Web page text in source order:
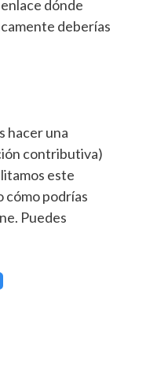
dónde
deberías
hacer una
contributiva)
este
cómo podrías
Puedes